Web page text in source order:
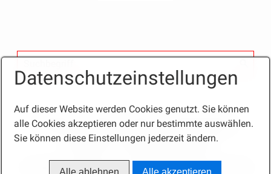
Startseite Kontakt / Anfahrt
Ansprechpartner
Impressum
Datenschutzhinweise
© 2024 Gruhn Stahl- und Transportpalettenbau GmbH
Datenschutzeinstellungen
Auf dieser Website werden Cookies genutzt. Sie können
alle Cookies akzeptieren oder nur bestimmte auswählen.
Sie können diese Einstellungen jederzeit ändern.
Alle ablehnen Alle akzeptieren